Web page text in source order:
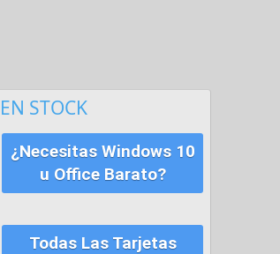
EN STOCK
¿Necesitas Windows 10
u Office Barato?
Todas Las Tarjetas